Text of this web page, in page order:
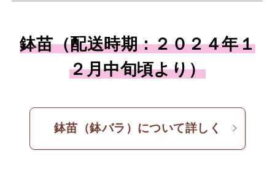
鉢苗（配送時期：２０２４年１
２月中旬頃より）
鉢苗（鉢バラ）について詳しく